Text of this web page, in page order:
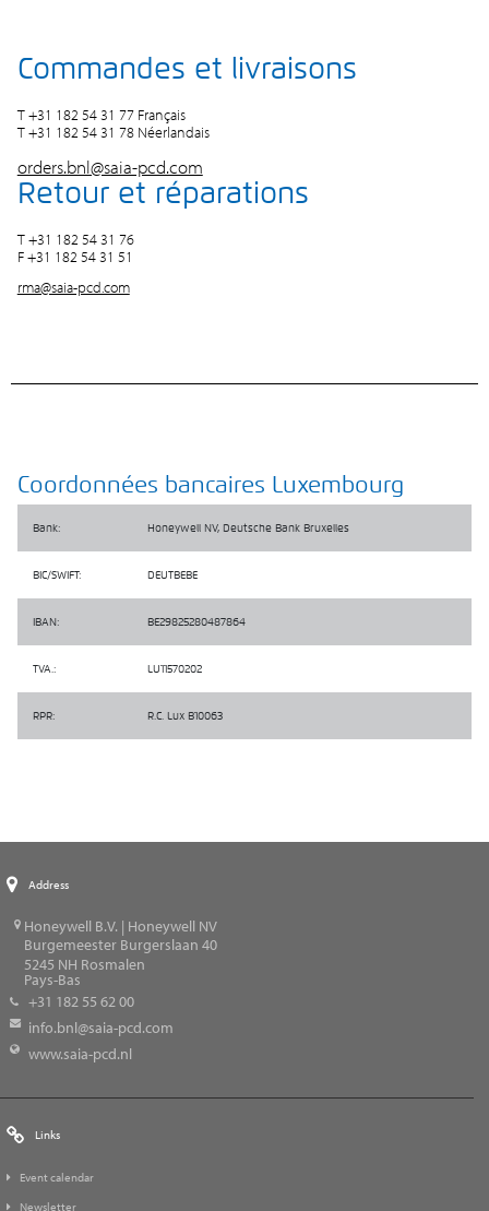
Commandes et livraisons
T +31 182 54 31 77 Français
T +31 182 54 31 78 Néerlandais
orders.bnl@saia-pcd.com
Retour et réparations
T +31 182 54 31 76
F +31 182 54 31 51
rma@saia-pcd.com
Coordonnées bancaires Luxembourg
Bank: Honeywell NV, Deutsche Bank Bruxelles
BIC/SWIFT: DEUTBEBE
IBAN: BE29825280487864
TVA.: LU11570202
RPR: R.C. Lux B10063
Address
Honeywell B.V. | Honeywell NV
Burgemeester Burgerslaan 40
5245 NH Rosmalen
Pays-Bas
+31 182 55 62 00
info.bnl@saia-pcd.com
www.saia-pcd.nl
Links
Event calendar
Newsletter